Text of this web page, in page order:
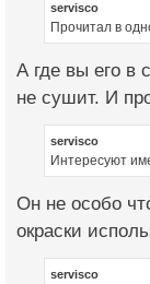
servisco
Прочитал в
А где вы его в
не сушит. И
servisco
Интересуют
Он не особо
окраски
servisco